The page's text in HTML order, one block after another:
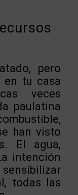
pero
en tu casa
veces
paulatina
han visto
El agua,
intención
todas las